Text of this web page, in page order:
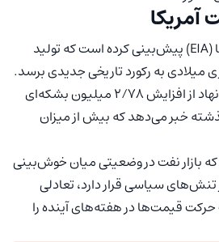
آمریکا
اداره اطلاعات انرژی آمریکا (EIA) پیش‌بینی کرده است که تولید
میلادی به رکورد تاریخی جدیدی برسد.
بااین‌حال، گزارش تازه این نهاد از افزایش ۲/۷۸ میلیون بشکه‌ای
خبر می‌دهد که بیش از میزان
بازار نفت در وضعیتی میان خوش‌بینی
تنش‌های سیاسی قرار دارد، تعادلی
قیمت‌ها در هفته‌های آینده را